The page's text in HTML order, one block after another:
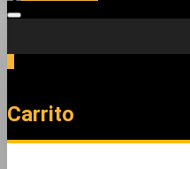
Carrito